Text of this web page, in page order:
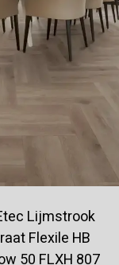
Lijmstrook
Flexile HB
50 FLXH 807